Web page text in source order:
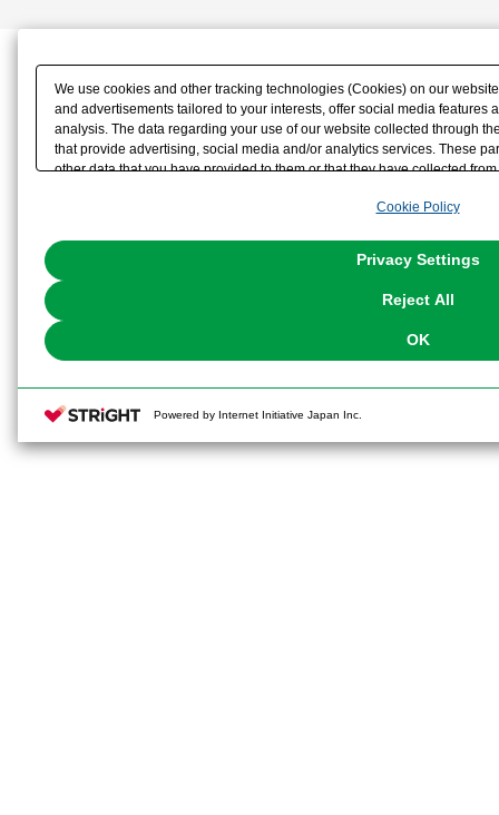
We use cookies and other tracking technologies (Cookies) on our
and advertisements tailored to your interests, offer social media features
analysis. The data regarding your use of our website collected through
that provide advertising, social media and/or analytics services. These
other data that you have provided to them or that they have collected
the use of all Cookies except for Strictly Necessary Cookies, please
You can change your consent or rejection settings at any time via
Cookie Policy
Privacy Settings
Reject All
OK
Powered by Internet Initiative Japan Inc.